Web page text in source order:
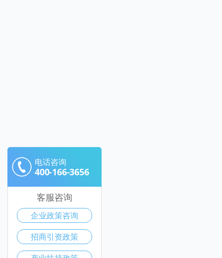
电话咨询
400-166-3656
客服咨询
企业政策咨询
招商引资政策